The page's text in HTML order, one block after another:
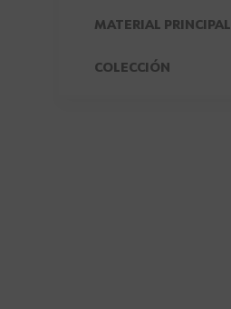
MATERIAL PRINCIPAL
COLECCIÓN